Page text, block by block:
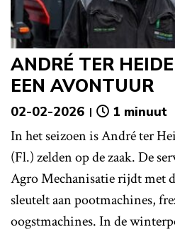
ANDRÉ TER
EEN AVONTUUR
02-02-2026 1 minuut
In het seizoen is André ter
(Fl.) zelden op de zaak. De
Agro Mechanisatie rijdt met
sleutelt aan pootmachines,
oogstmachines. In de